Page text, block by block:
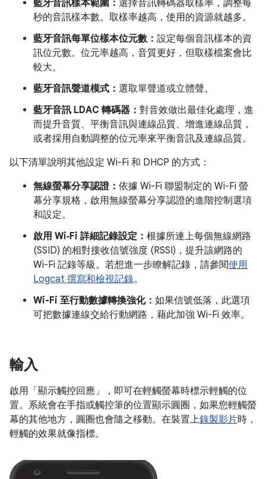
藍牙音訊樣本範圍： 選擇音訊轉碼器取樣率，調整每
秒的音訊樣本數。取樣率越高，使用的資源就越多。
藍牙音訊每單位樣本位元數： 設定每個音訊樣本的資
訊位元數。位元率越高，音質更好，但取樣檔案會比
較大。
藍牙音訊聲道模式： 選取單聲道或立體聲。
藍牙音訊 LDAC 轉碼器： 對音效做出最佳化處理，進
而提升音質、平衡音訊與連線品質、增進連線品質，
或者採用自動調整的位元率來平衡音訊及連線品質。
以下清單說明其他設定 Wi-Fi 和 DHCP 的方式：
無線螢幕分享認證： 依據 Wi-Fi 聯盟制定的 Wi-Fi 螢
幕分享規格，啟用無線螢幕分享認證的進階控制選項
和設定。
啟用 Wi‑Fi 詳細記錄設定： 根據所連上每個無線網路
(SSID) 的相對接收信號強度 (RSSI)，提升該網路的
Wi-Fi 記錄等級。若想進一步瞭解記錄，請參閱使用
Logcat 撰寫和檢視記錄。
Wi-Fi 至行動數據轉換強化： 如果信號低落，此選項
可把數據連線交給行動網路，藉此加強 Wi-Fi 效率。
輸入
啟用「顯示觸控回應」
，即可在輕觸螢幕時標示輕觸的位
置。系統會在手指或觸控筆的位置顯示圓圈，如果您輕觸螢
幕的其他地方，圓圈也會隨之移動。在裝置上錄製影片時，
輕觸的效果就像指標。